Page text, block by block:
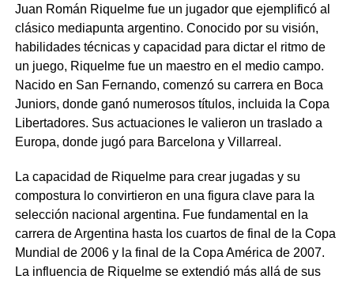
Juan Román Riquelme fue un jugador que ejemplificó al
clásico mediapunta argentino. Conocido por su visión,
habilidades técnicas y capacidad para dictar el ritmo de
un juego, Riquelme fue un maestro en el medio campo.
Nacido en San Fernando, comenzó su carrera en Boca
Juniors, donde ganó numerosos títulos, incluida la Copa
Libertadores. Sus actuaciones le valieron un traslado a
Europa, donde jugó para Barcelona y Villarreal.
La capacidad de Riquelme para crear jugadas y su
compostura lo convirtieron en una figura clave para la
selección nacional argentina. Fue fundamental en la
carrera de Argentina hasta los cuartos de final de la Copa
Mundial de 2006 y la final de la Copa América de 2007.
La influencia de Riquelme se extendió más allá de sus